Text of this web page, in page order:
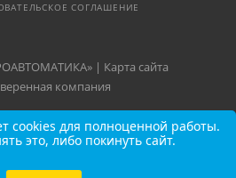
СОГЛАШЕНИЕ
| Карта сайта
cookies для полноценной работы.
это, либо покинуть сайт.